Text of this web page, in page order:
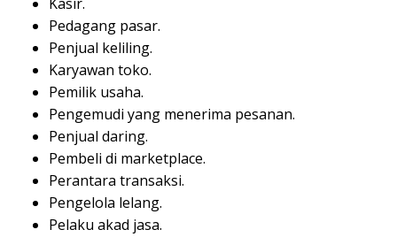
Pedagang pasar.
Penjual keliling.
Karyawan toko.
Pemilik usaha.
Pengemudi yang menerima pesanan.
Penjual daring.
Pembeli di marketplace.
Perantara transaksi.
Pengelola lelang.
Pelaku akad jasa.